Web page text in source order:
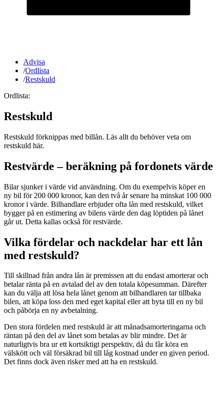
Advisa
/Ordlista
/Restskuld
Ordlista:
Restskuld
Restskuld förknippas med billån. Läs allt du behöver veta om
restskuld här.
Restvärde – beräkning på fordonets värde
Bilar sjunker i värde vid användning. Om du exempelvis köper en
ny bil för 200 000 kronor, kan den två år senare ha minskat 100 000
kronor i värde. Bilhandlare erbjuder ofta lån med restskuld, vilket
bygger på en estimering av bilens värde den dag löptiden på lånet
går ut. Detta kallas också för restvärde.
Vilka fördelar och nackdelar har ett lån
med restskuld?
Till skillnad från andra lån är premissen att du endast amorterar och
betalar ränta på en avtalad del av den totala köpesumman. Därefter
kan du välja att lösa hela lånet genom att bilhandlaren tar tillbaka
bilen, att köpa loss den med eget kapital eller att byta till en ny bil
och påbörja en ny avbetalning.
Den stora fördelen med restskuld är att månadsamorteringarna och
räntan på den del av lånet som betalas av blir mindre. Det är
naturligtvis bra ur ett kortsiktigt perspektiv, då du får köra en
välskött och väl försäkrad bil till låg kostnad under en given period.
Det finns dock även risker med att ha en restskuld.